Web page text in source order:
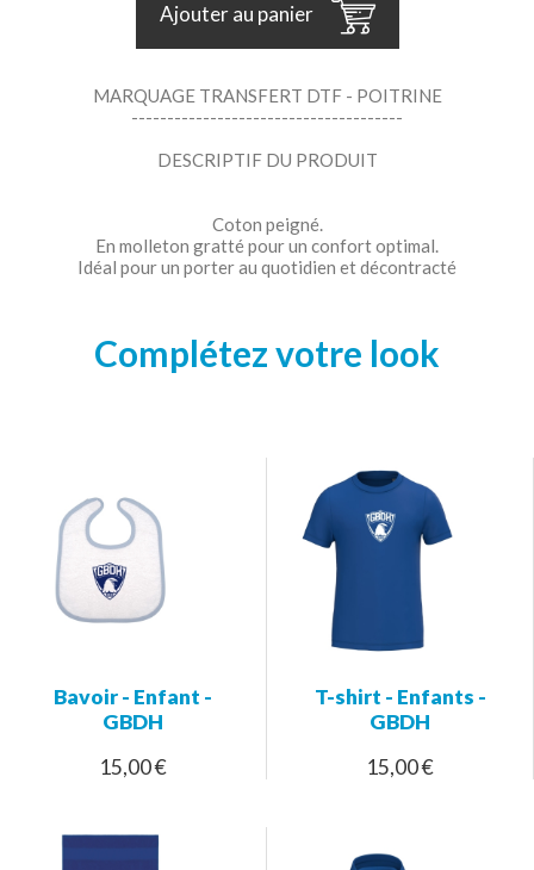
Ajouter au panier
MARQUAGE TRANSFERT DTF - POITRINE
--------------------------------------
DESCRIPTIF DU PRODUIT
Coton peigné.
En molleton gratté pour un confort optimal.
Idéal pour un porter au quotidien et décontracté
Complétez votre look
Bavoir - Enfant -
GBDH
15,00 €
T-shirt - Enfants -
GBDH
15,00 €